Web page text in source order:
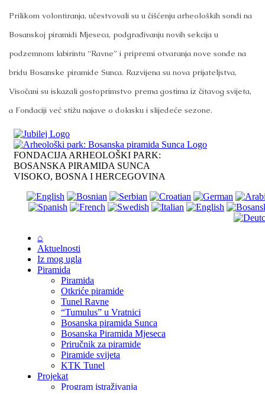
Prilikom volontiranja, učestvovali su u čišćenju arheoloških sondi na
Bosanskoj piramidi Mjeseca, podgrađivanju novih sekcija u
podzemnom labirintu “Ravne” i pripremi otvaranja nove sonde na
bridu Bosanske piramide Sunca. Razvijena su nova prijateljstva,
Visočani su iskazali gostoprimstvo prema gostima iz čitavog svijeta,
a Fondaciji već stižu najave o dolasku i slijedeće sezone.